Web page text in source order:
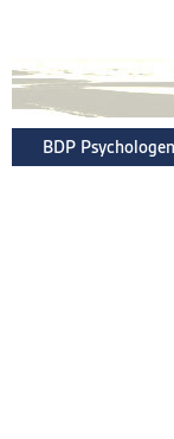
BDP